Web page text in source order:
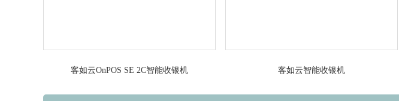
客如云OnPOS SE 2C智能收银机 客如云智能收银机